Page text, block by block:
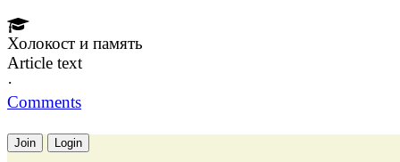
Холокост и память
Article text
·
Comments
Join Login